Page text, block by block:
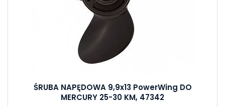
ŚRUBA NAPĘDOWA 9,9x13 PowerWing DO
MERCURY 25-30 KM, 47342